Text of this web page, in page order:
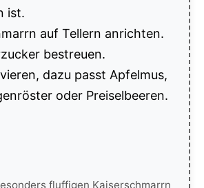
ist.
auf Tellern anrichten.
bestreuen.
dazu passt Apfelmus,
oder Preiselbeeren.
fluffigen Kaiserschmarrn